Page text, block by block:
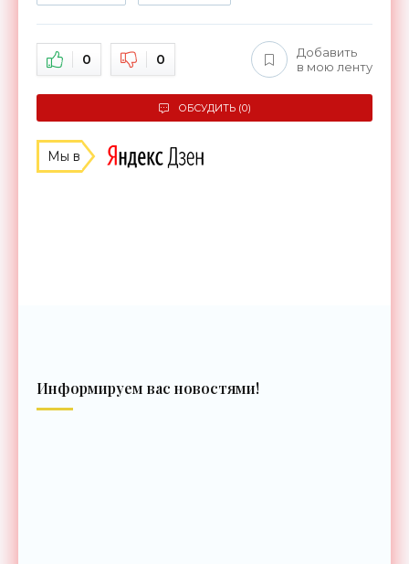
0 0
Добавить
в мою ленту
ОБСУДИТЬ (0)
Мы в
Информируем вас новостями!